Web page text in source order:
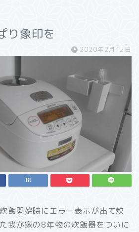
り象印を
2020年2月15日
飯開始時にエラー表示が出て炊
我が家の8年物の炊飯器をついに